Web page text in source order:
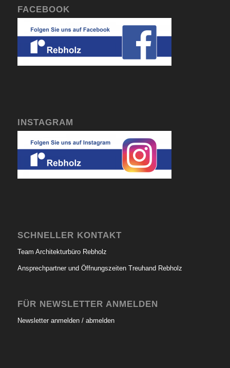
FACEBOOK
INSTAGRAM
SCHNELLER KONTAKT
Team Architekturbüro Rebholz
Ansprechpartner und Öffnungszeiten Treuhand Rebholz
FÜR NEWSLETTER ANMELDEN
Newsletter anmelden / abmelden